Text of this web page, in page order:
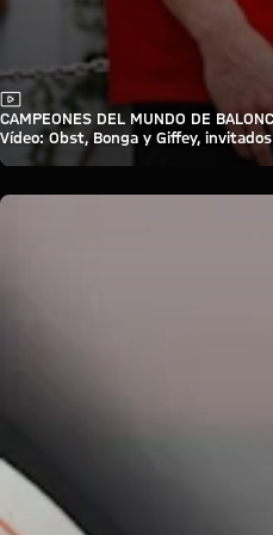
Vídeo
CAMPEONES DEL MUNDO DE
Vídeo: Obst, Bonga y Giffey,